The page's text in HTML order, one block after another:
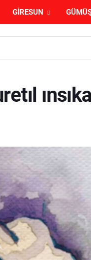
GIRESUN